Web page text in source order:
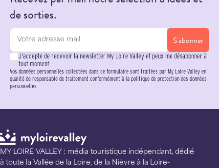
de sorties.
S'abonner
J'accepte de recevoir la newsletter My Loire Valley et peux me désabonner à
tout moment.
Vos données personnelles collectées dans ce formulaire sont traitées par My Loire Valley en
qualité de responsable de traitement conformément à la politique de protection des données
personnelles.
MY LOIRE VALLEY : média touristique indépendant, dédié
à toute la Vallée de la Loire, de la Nièvre à la Loire-